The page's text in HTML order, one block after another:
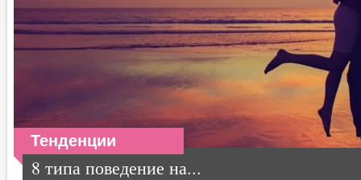
Тенденции
8 типа поведение на...